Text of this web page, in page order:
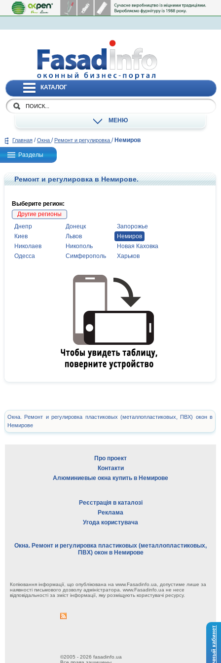
Личный кабинет
КАТАЛОГ
МЕНЮ
Главная / Окна / Ремонт и регулировка / Немиров
Разделы
Ремонт и регулировка в Немирове.
Выберите регион:
Другие регионы
Днепр
Донецк
Запорожье
Киев
Львов
Немиров
Николаев
Никополь
Новая Каховка
Одесса
Симферополь Харьков
Окна. Ремонт и регулировка пластиковых (металлопластиковых, ПВХ) окон в
Немирове
Про проект
Контакти
Алюминиевые окна купить в Немирове
Реєстрація в каталозі
Реклама
Угода користувача
Окна. Ремонт и регулировка пластиковых (металлопластиковых,
ПВХ) окон в Немирове
Копіювання інформації, що опублікована на www.Fasadinfo.ua, допустиме лише за
наявності письмового дозволу адміністратора. www.Fasadinfo.ua не несе
відповідальності за зміст інформації, яку розміщують користувачі ресурсу.
©2005 - 2026 fasadinfo.ua